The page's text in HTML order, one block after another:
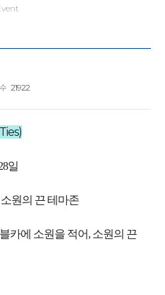
21922
일
원의 끈 테마존
카에 소원을 적어, 소원의 끈